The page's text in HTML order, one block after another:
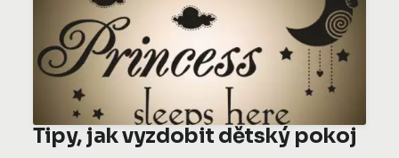
Tipy, jak vyzdobit dětský pokoj